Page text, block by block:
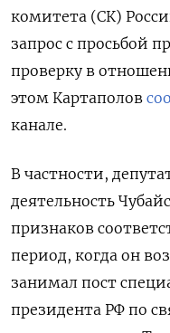
комитета (СК)
запрос с просьбой
проверку в
этом Картаполов
канале.
В частности,
деятельность
признаков
период, когда он
занимал пост
президента РФ по